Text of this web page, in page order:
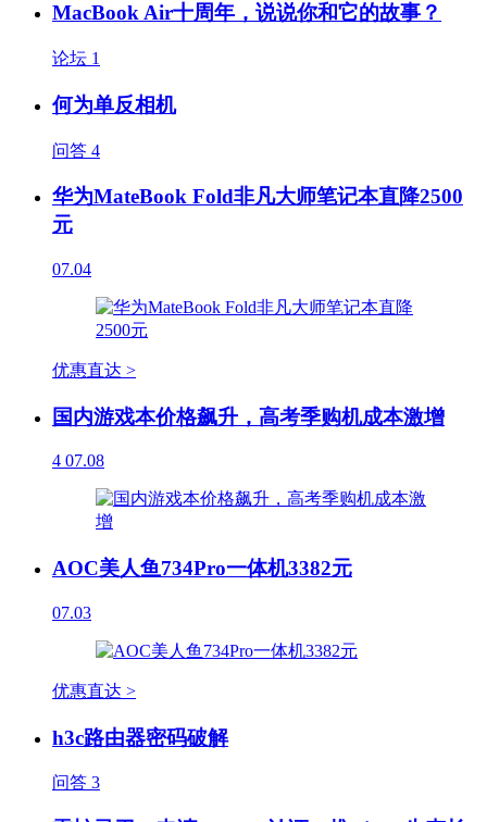
MacBook Air十周年，说说你和它的故事？
论坛 1
何为单反相机
问答 4
华为MateBook Fold非凡大师笔记本直降2500
元
07.04
优惠直达 >
国内游戏本价格飙升，高考季购机成本激增
4 07.08
AOC美人鱼734Pro一体机3382元
07.03
优惠直达 >
h3c路由器密码破解
问答 3